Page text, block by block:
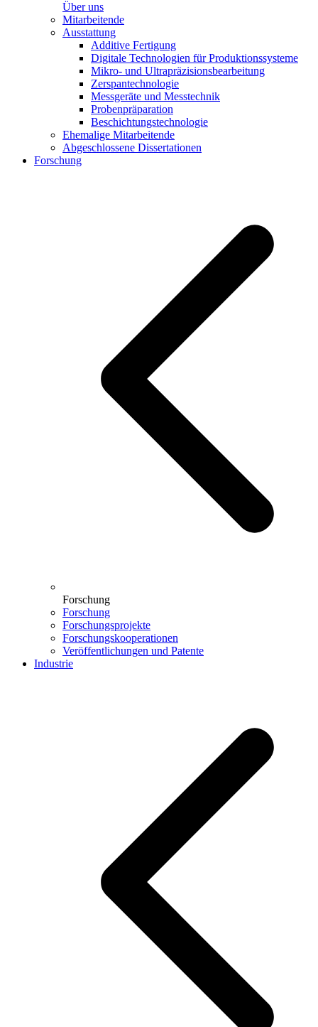
Über uns
Mitarbeitende
Ausstattung
Additive Fertigung
Digitale Technologien für Produktionssysteme
Mikro- und Ultrapräzisionsbearbeitung
Zerspantechnologie
Messgeräte und Messtechnik
Probenpräparation
Beschichtungstechnologie
Ehemalige Mitarbeitende
Abgeschlossene Dissertationen
Forschung
Forschung
Forschung
Forschungsprojekte
Forschungskooperationen
Veröffentlichungen und Patente
Industrie